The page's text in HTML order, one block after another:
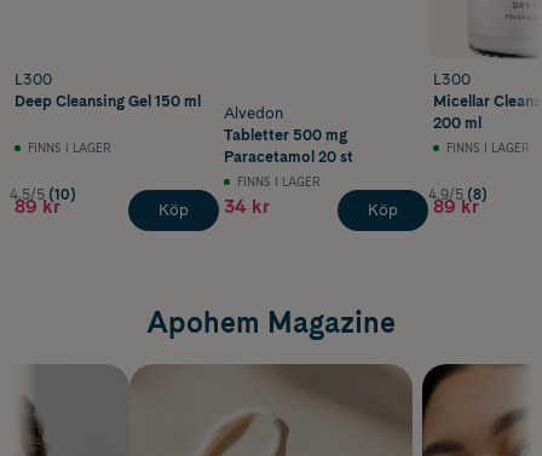
L300
Deep Cleansing Gel 150 ml
FINNS I LAGER
4.5/5 (10)
89 kr Köp
Alvedon
Tabletter 500 mg
Paracetamol 20 st
FINNS I LAGER
34 kr Köp
L300
Micellar
200 ml
FINNS I LAGER
4.9/5 (8)
89 kr
Apohem Magazine